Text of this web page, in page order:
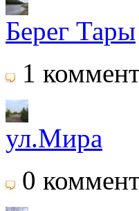
Берег Тары
1
ул.Мира
0